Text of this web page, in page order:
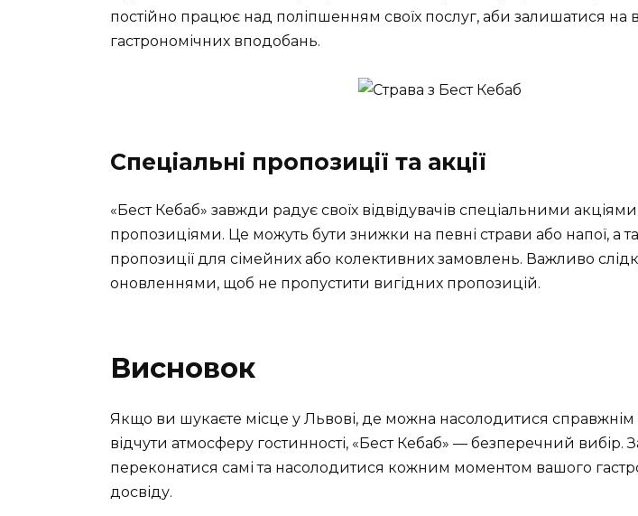
постійно працює над поліпшенням своїх послуг, аби залишатися на
гастрономічних вподобань.
Спеціальні пропозиції та акції
«Бест Кебаб» завжди радує своїх відвідувачів спеціальними акціями
пропозиціями. Це можуть бути знижки на певні страви або напої, а
пропозиції для сімейних або колективних замовлень. Важливо
оновленнями, щоб не пропустити вигідних пропозицій.
Висновок
Якщо ви шукаєте місце у Львові, де можна насолодитися справжнім
відчути атмосферу гостинності, «Бест Кебаб» — безперечний вибір.
переконатися самі та насолодитися кожним моментом вашого
досвіду.